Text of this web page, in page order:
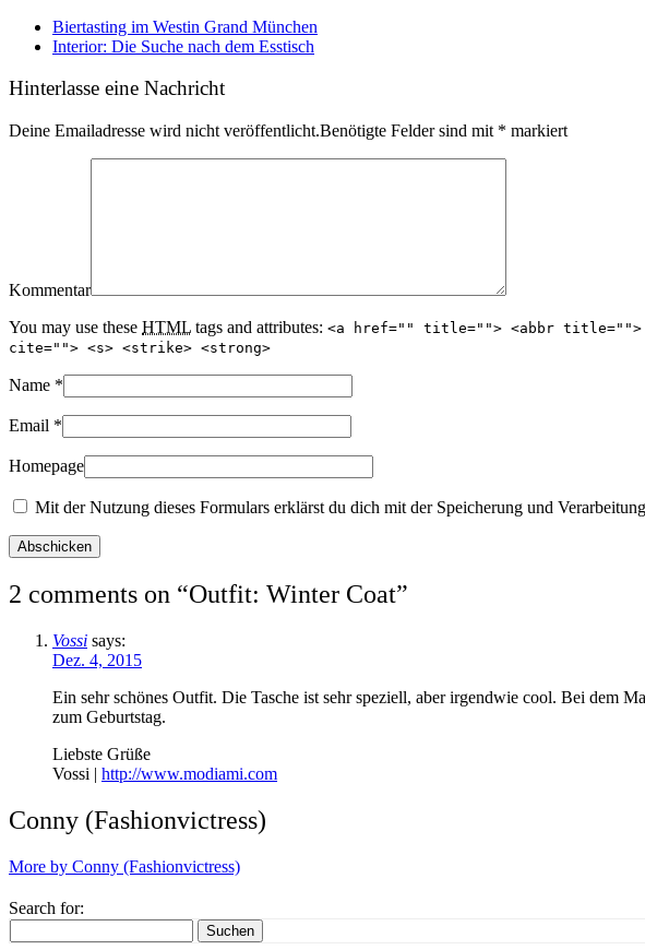
Biertasting im Westin Grand München
Interior: Die Suche nach dem Esstisch
Hinterlasse eine Nachricht
Deine Emailadresse wird nicht veröffentlicht.Benötigte Felder sind mit * markiert
Kommentar
You may use these HTML tags and attributes: <a href="" title=""> <abbr title="">
cite=""> <s> <strike> <strong>
Name *
Email *
Homepage
Mit der Nutzung dieses Formulars erklärst du dich mit der Speicherung und
2 comments on “Outfit: Winter Coat”
Vossi says:
Dez. 4, 2015
Ein sehr schönes Outfit. Die Tasche ist sehr speziell, aber irgendwie cool. Bei dem
zum Geburtstag.
Liebste Grüße
Vossi | http://www.modiami.com
Conny (Fashionvictress)
More by Conny (Fashionvictress)
Search for:
Suchen